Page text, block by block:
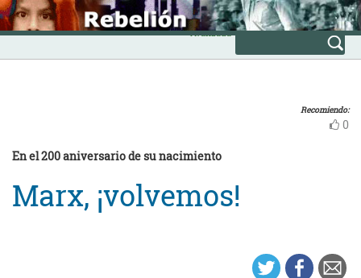
Skip
to
content
INICIO
Avanzada
Recomiendo:
0
En el 200 aniversario de su nacimiento
Marx, ¡volvemos!